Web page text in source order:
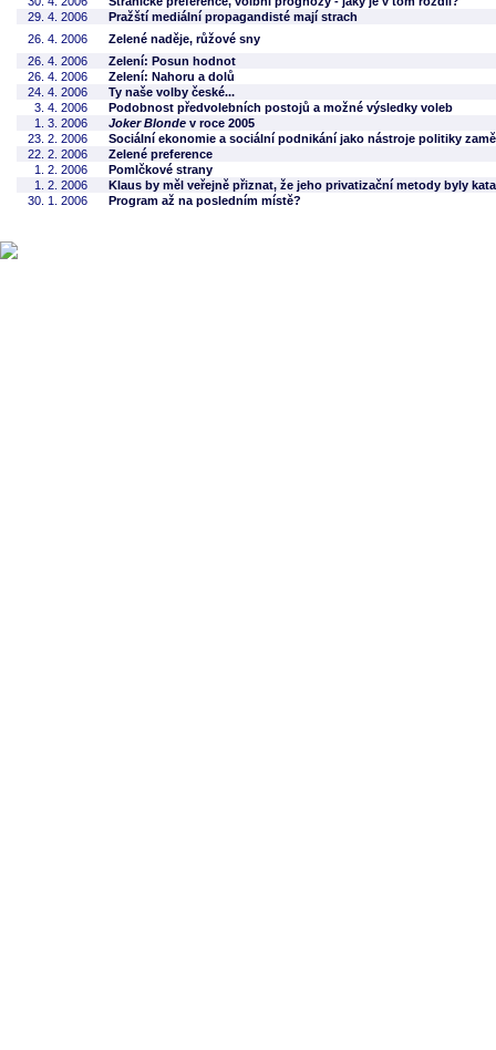
29. 4. 2006
Pražští mediální propagandisté mají strach
26. 4. 2006
Zelené naděje, růžové sny
26. 4. 2006
Zelení: Posun hodnot
26. 4. 2006
Zelení: Nahoru a dolů
24. 4. 2006
Ty naše volby české...
3. 4. 2006
Podobnost předvolebních postojů a možné výsledky voleb
1. 3. 2006
Joker Blonde v roce 2005
23. 2. 2006
Sociální ekonomie a sociální podnikání jako nástroje politiky
22. 2. 2006
Zelené preference
1. 2. 2006
Pomlčkové strany
1. 2. 2006
Klaus by měl veřejně přiznat, že jeho privatizační metody byly
30. 1. 2006
Program až na posledním místě?